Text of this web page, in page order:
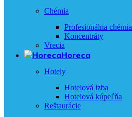
Chémia
Profesionálna chémia
Koncentráty
Vrecia
Horeca
Hotely
Hotelová izba
Hotelová kúpeľňa
Reštaurácie